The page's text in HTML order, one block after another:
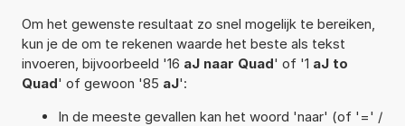
Om het gewenste resultaat zo snel mogelijk te bereiken,
kun je de om te rekenen waarde het beste als tekst
invoeren, bijvoorbeeld '16 aJ naar Quad' of '1 aJ to
Quad' of gewoon '85 aJ':
In de meeste gevallen kan het woord 'naar' (of '=' /